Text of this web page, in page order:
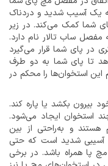
یک آسیب شدید و دردناک
شما کمک می‌کند. در زیر
ساب تالار نام دارد.
در پای شما قرار می‌گیرد
تا پای شما به دو طرف
استخوان‌ها را محکم در
بیرون بکشد یا پاره کند.
استخوان ایجاد می‌شود.
هستند و به‌راحتی از بین
آسیبی شدید است که حتی
چند استخوان مچ پا همراه باشد. در برخی